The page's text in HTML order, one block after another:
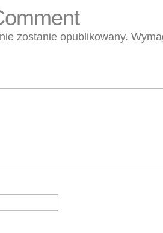
zostanie opublikowany.